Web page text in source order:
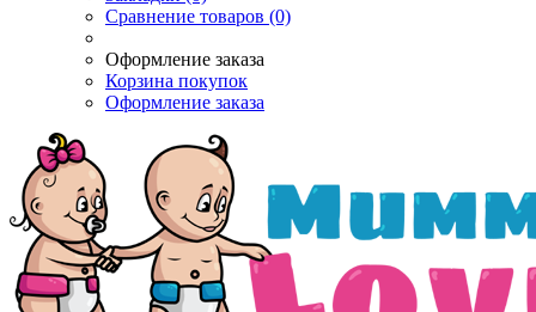
Сравнение товаров (0)
Оформление заказа
Корзина покупок
Оформление заказа